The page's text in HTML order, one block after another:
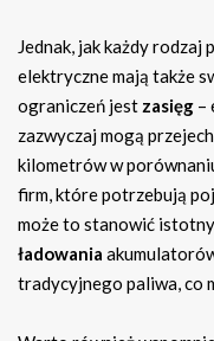
Jednak, jak każdy rodzaj
elektryczne mają także
ograniczeń jest zasięg –
zazwyczaj mogą
kilometrów w
firm, które potrzebują
może to stanowić
ładowania
tradycyjnego paliwa, co